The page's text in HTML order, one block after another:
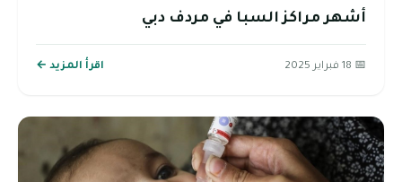
أشهر مراكز السبا في مردف دبي
📅 18 فبراير 2025 اقرأ المزيد ←